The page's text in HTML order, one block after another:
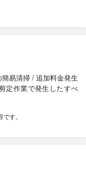
易清掃 / 追加料金発生
定作業で発生したすべ
す。